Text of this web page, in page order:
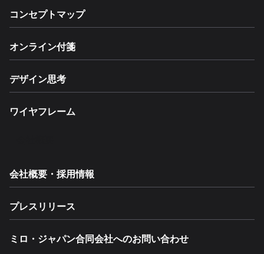
コンセプトマップ
オンライン付箋
デザイン思考
ワイヤフレーム
会社概要・採用情報
プレスリリース
ミロ・ジャパン合同会社へのお問い合わせ